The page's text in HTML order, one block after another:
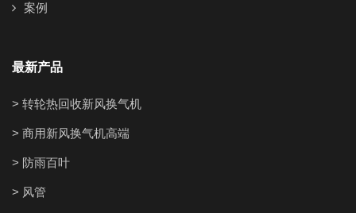
案例
最新产品
> 转轮热回收新风换气机
> 商用新风换气机高端
> 防雨百叶
> 风管